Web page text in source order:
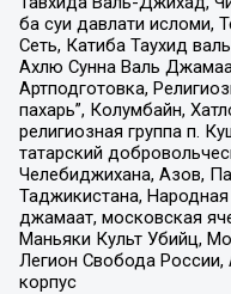
ба суи давлати исломи,
Сеть, Катиба Таухид
Ахлю Сунна Валь
Артподготовка,
пахарь”, Колумбайн,
религиозная группа п.
татарский
Челебиджихана, Азов,
Таджикистана,
джамаат, московская
Маньяки Культ Убийц,
Легион Свобода
корпус